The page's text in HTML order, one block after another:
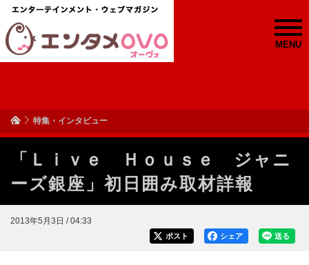
MENU
特集・インタビュー
「Ｌｉｖｅ Ｈｏｕｓｅ ジャニ
ーズ銀座」初日囲み取材詳報
2013年5月3日 / 04:33
送る
シェア
ポスト